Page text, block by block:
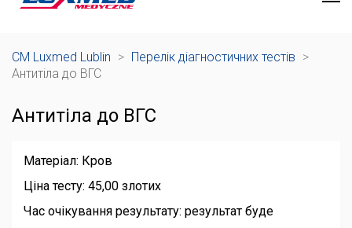
CM Luxmed Lublin > Перелік діагностичних тестів >
Антитіла до ВГС
Антитіла до ВГС
Матеріал: Кров
Ціна тесту: 45,00 злотих
Час очікування результату: результат буде